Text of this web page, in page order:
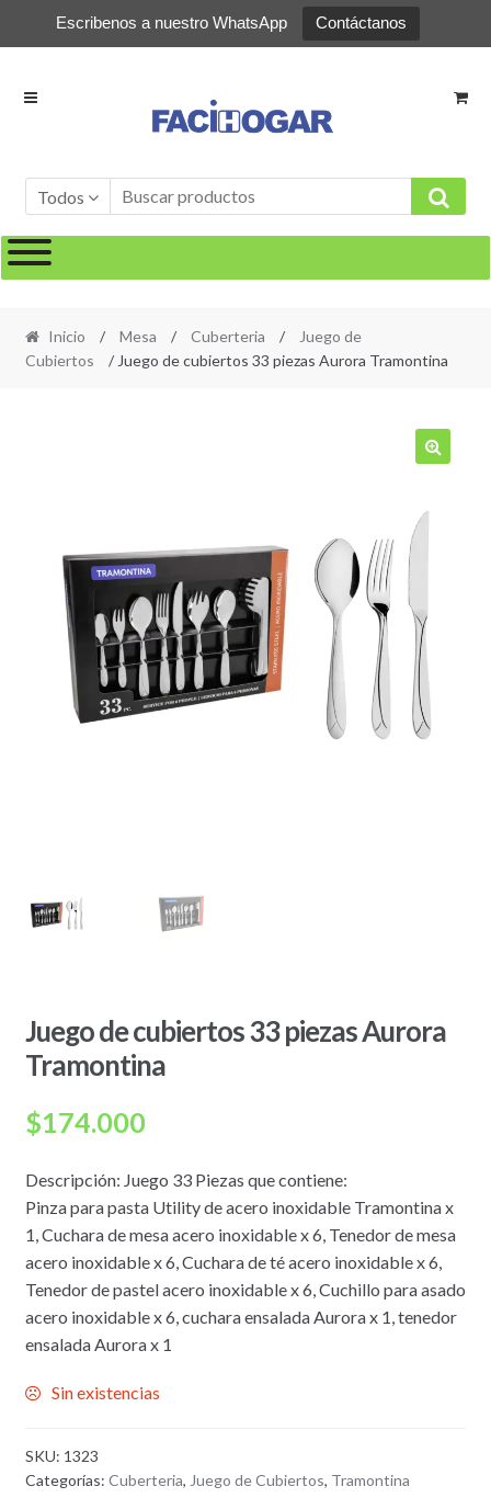
Escribenos a nuestro WhatsApp Contáctanos
Ir
Ir
Todos
Inicio / Mesa / Cuberteria /
Juego de
Cubiertos
/ Juego de cubiertos 33 piezas Aurora Tramontina
Juego de cubiertos 33 piezas Aurora
Tramontina
$174.000
Descripción: Juego 33 Piezas que contiene:
Pinza para pasta Utility de acero inoxidable Tramontina x
1, Cuchara de mesa acero inoxidable x 6, Tenedor de mesa
acero inoxidable x 6, Cuchara de té acero inoxidable x 6,
Tenedor de pastel acero inoxidable x 6, Cuchillo para asado
acero inoxidable x 6, cuchara ensalada Aurora x 1, tenedor
ensalada Aurora x 1
Sin existencias
SKU: 1323
Categorías: Cuberteria, Juego de Cubiertos, Tramontina